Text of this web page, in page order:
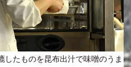
したものを昆布出汁で味噌のうま